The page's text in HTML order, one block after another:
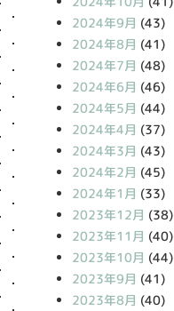
2024年9月 (43)
2024年8月 (41)
2024年7月 (48)
2024年6月 (46)
2024年5月 (44)
2024年4月 (37)
2024年3月 (43)
2024年2月 (45)
2024年1月 (33)
2023年12月 (38)
2023年11月 (40)
2023年10月 (44)
2023年9月 (41)
2023年8月 (40)